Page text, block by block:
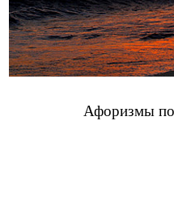
Афоризмы